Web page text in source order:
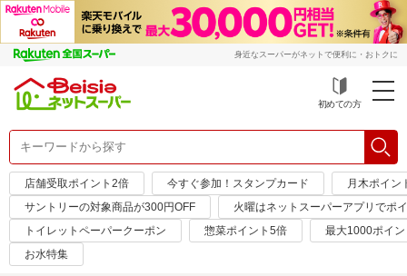
身近なスーパーがネットで便利に・おトクに
初めての方
店舗受取ポイント2倍 今すぐ参加！スタンプカード
月木ポイン
サントリーの対象商品が300円OFF
火曜はネットスーパーアプリでポ
トイレットペーパークーポン
惣菜ポイント5倍
最大1000ポイン
お水特集